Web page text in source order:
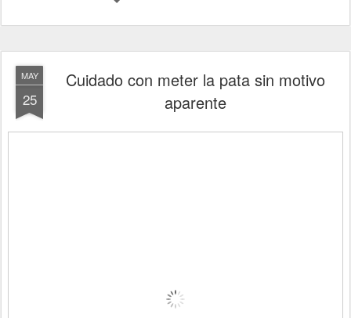
MAY
25
Cuidado con meter la pata sin motivo
aparente